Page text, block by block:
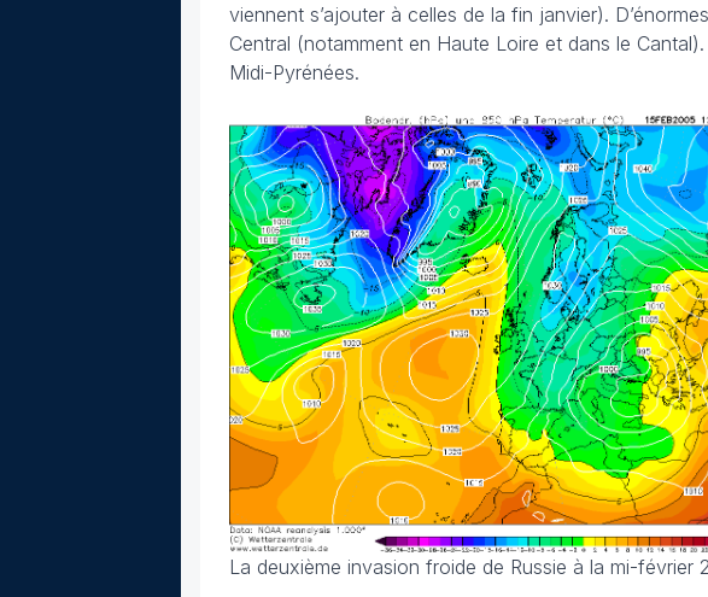
viennent s’ajouter à celles de la fin janvier).
Central (notamment en Haute Loire et dans le
Midi-Pyrénées.
La deuxième invasion froide de Russie à la mi-février